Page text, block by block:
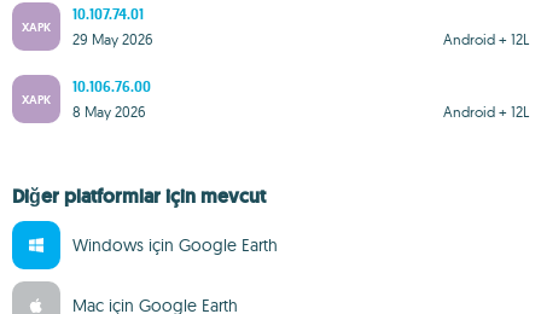
XAPK
10.107.74.01
Android + 12L
29 May 2026
XAPK
10.106.76.00
Android + 12L
8 May 2026
Diğer platformlar için mevcut
Windows için Google Earth
Mac için Google Earth